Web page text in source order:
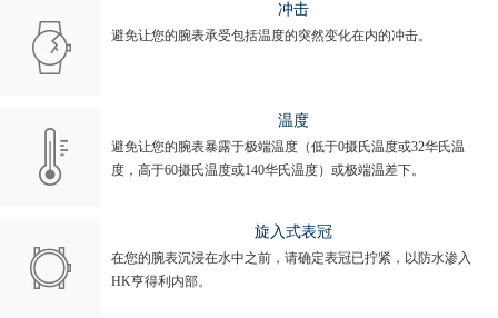
冲击
避免让您的腕表承受包括温度的突然变化在内的冲击。
温度
避免让您的腕表暴露于极端温度（低于0摄氏温度或32华氏温
度，高于60摄氏温度或140华氏温度）或极端温差下。
旋入式表冠
在您的腕表沉浸在水中之前，请确定表冠已拧紧，以防水渗入
HK亨得利内部。